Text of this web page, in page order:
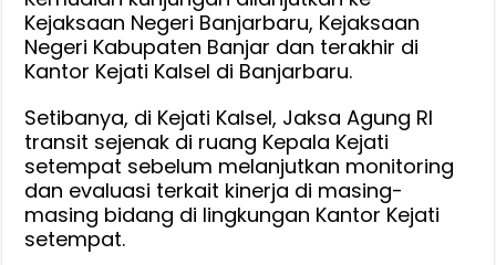
Kejaksaan Negeri Banjarbaru, Kejaksaan
Negeri Kabupaten Banjar dan terakhir di
Kantor Kejati Kalsel di Banjarbaru.
Setibanya, di Kejati Kalsel, Jaksa Agung RI
transit sejenak di ruang Kepala Kejati
setempat sebelum melanjutkan monitoring
dan evaluasi terkait kinerja di masing-
masing bidang di lingkungan Kantor Kejati
setempat.